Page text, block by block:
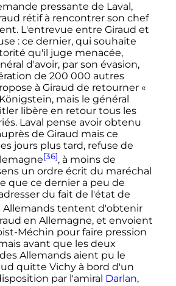
pressante de Laval,
rétif à rencontrer son chef
L'entrevue entre Giraud et
: ce dernier, qui souhaite
qu'il juge menacée,
d'avoir, par son évasion,
de 200 000 autres
à Giraud de retourner «
mais le général
libère en retour tous les
Laval pense avoir obtenu
de Giraud mais ce
jours plus tard, refuse de
[36], à moins de
un ordre écrit du maréchal
que ce dernier a peu de
du fait de l'état de
Allemands tentent d'obtenir
en Allemagne, et envoient
Méchin pour faire pression
avant que les deux
Allemands aient pu le
quitte Vichy à bord d'un
par l'amiral Darlan,